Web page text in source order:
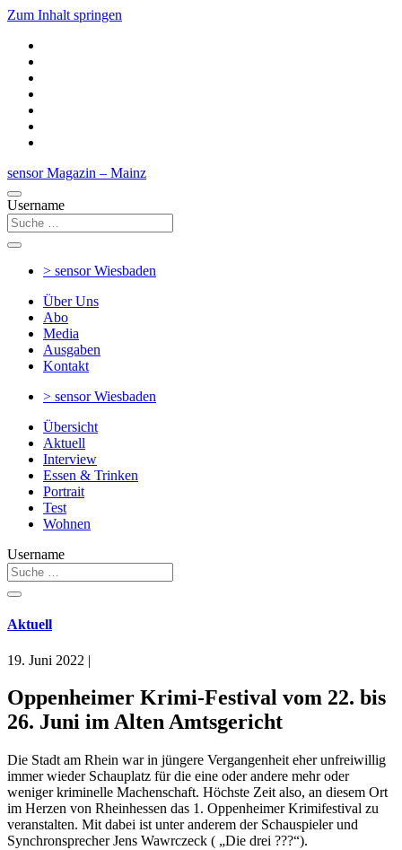
Zum Inhalt springen
sensor Magazin – Mainz
Username
> sensorWiesbaden
Über Uns
Abo
Media
Ausgaben
Kontakt
> sensorWiesbaden
Übersicht
Aktuell
Interview
Essen & Trinken
Portrait
Test
Wohnen
Username
Aktuell
19. Juni 2022 |
Oppenheimer Krimi-Festival vom 22. bis
26. Juni im Alten Amtsgericht
Die Stadt am Rhein war in jüngere Vergangenheit eher unfreiwillig
immer wieder Schauplatz für die eine oder andere mehr oder
weniger kriminelle Machenschaft. Höchste Zeit also, an diesem Ort
im Herzen von Rheinhessen das 1. Oppenheimer Krimifestival zu
veranstalten. Mit dabei ist unter anderem der Schauspieler und
Synchronsprecher Jens Wawrczeck ( „Die drei ???“).